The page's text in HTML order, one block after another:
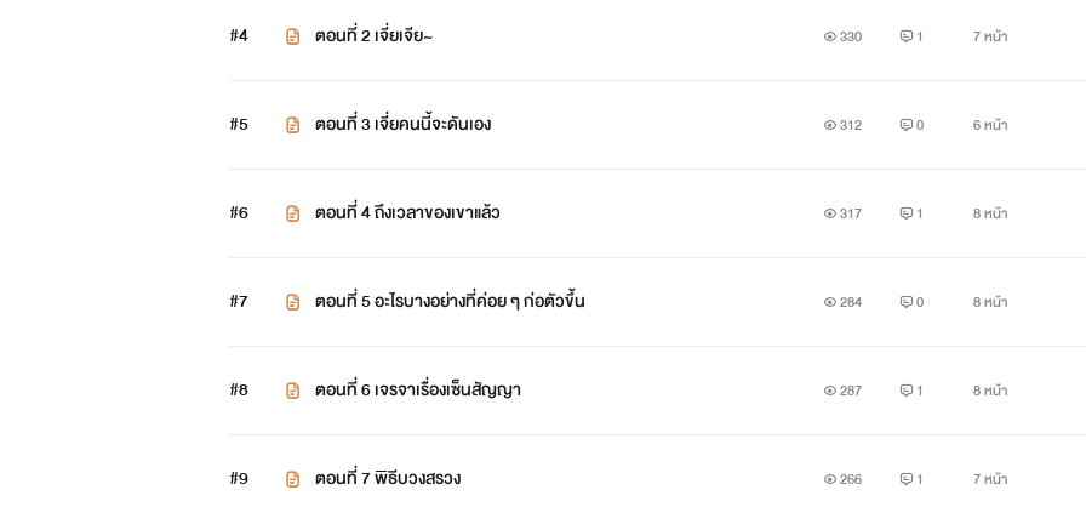
#4 ตอนที่ 2 เจี่ยเจีย~ 330 1 7 หน้า
#5 ตอนที่ 3 เจี่ยคนนี้จะดันเอง 312 0 6 หน้า
#6 ตอนที่ 4 ถึงเวลาของเขาแล้ว 317 1 8 หน้า
#7 ตอนที่ 5 อะไรบางอย่างที่ค่อย ๆ ก่อตัวขึ้น 284 0 8 หน้า
#8 ตอนที่ 6 เจรจาเรื่องเซ็นสัญญา 287 1 8 หน้า
#9 ตอนที่ 7 พิธีบวงสรวง 266 1 7 หน้า